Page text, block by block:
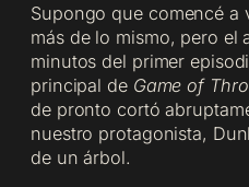
Supongo que comencé a
más de lo mismo, pero el
minutos del primer
principal de Game of
de pronto cortó
nuestro protagonista,
de un árbol.